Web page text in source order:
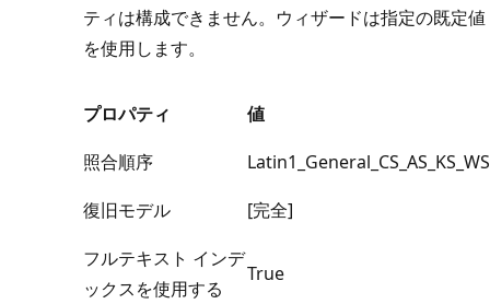
ティは構成できません。ウィザードは指定の既定値
を使用します。
プロパティ
値
照合順序
Latin1_General_CS_AS_KS_WS
復旧モデル
[完全]
フルテキスト インデ
ックスを使用する
True